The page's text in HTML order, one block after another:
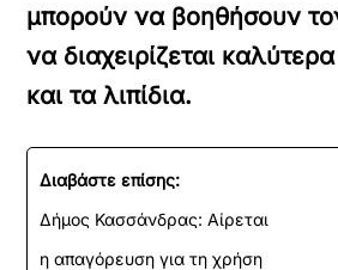
μπορούν να βοηθήσουν
να διαχειρίζεται
και τα λιπίδια.
Διαβάστε επίσης:
Δήμος Κασσάνδρας: Αίρεται
η απαγόρευση για τη χρήση